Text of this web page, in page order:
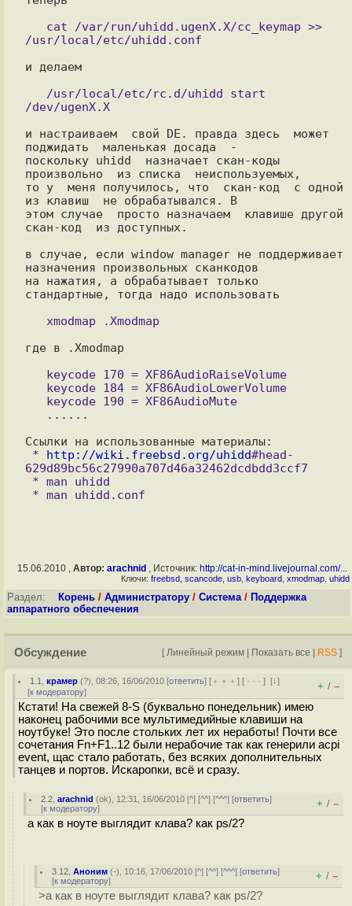
и делаем
/dev/ugenX.X
и настраиваем  свой DE. правда здесь  может
поджидать  маленькая досада  -
поскольку uhidd  назначает скан-коды
произвольно  из списка  неиспользуемых,
то у  меня получилось, что  скан-код  с одной
из клавиш  не обрабатывался. В
этом случае  просто назначаем  клавише другой
скан-код  из доступных.
в случае, если window manager не поддерживает
назначения произвольных сканкодов
на нажатия, а обрабатывает только
стандартные, тогда надо использовать
где в .Xmodmap
* http://wiki.freebsd.org/uhidd#head-
629d89bc56c27990a707d46a32462dcdbdd3ccf7
15.06.2010 , Автор: arachnid , Источник: http://cat-in-mind.livejournal.com/...
Ключи: freebsd scancode usb keyboard xmodmap uhidd
Раздел: Корень / Администратору / Система/ Поддержка
аппаратного обеспечения
Обсуждение [ Линейный режим | Показать все | RSS ]
1.1 ,крамер (?), 08:26, 16/06/2010 [ответить] [ ﹢﹢﹢] [ · · ·][↓]
[к модератору] + / –
Кстати! На свежей 8-S (буквально понедельник) имею
наконец рабочими все мультимедийные клавиши на
ноутбуке! Это после стольких лет их неработы! Почти все
сочетания Fn+F1..12 были нерабочие так как генерили acpi
event, щас стало работать, без всяких дополнительных
танцев и портов. Искаропки, всё и сразу.
2.2 ,arachnid (ok), 12:31, 16/06/2010 [^] [^^] [^^^] [ответить]
[к модератору] + / –
а как в ноуте выглядит клава? как ps/2?
3.12 ,Аноним (-), 10:16, 17/06/2010 [^] [^^] [^^^] [ответить]
[к модератору] + / –
>а как в ноуте выглядит клава? как ps/2?